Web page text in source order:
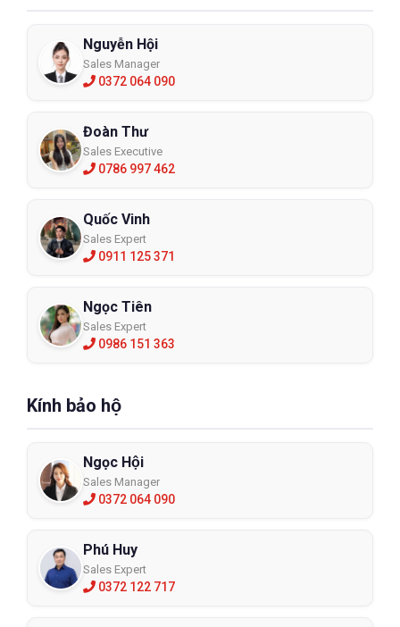
Nguyễn Hội
Sales Manager
0372 064 090
Đoàn Thư
Sales Executive
0786 997 462
Quốc Vinh
Sales Expert
0911 125 371
Ngọc Tiên
Sales Expert
0986 151 363
Kính bảo hộ
Ngọc Hội
Sales Manager
0372 064 090
Phú Huy
Sales Expert
0372 122 717